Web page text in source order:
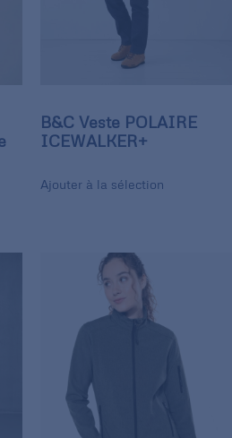
B&C Veste POLAIRE
ICEWALKER+
Ajouter à la sélection